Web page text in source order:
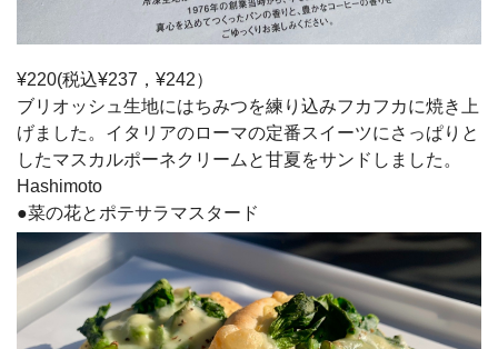
¥220(税込¥237，¥242）
ブリオッシュ生地にはちみつを練り込みフカフカに焼き上
げました。イタリアのローマの定番スイーツにさっぱりと
したマスカルポーネクリームと甘夏をサンドしました。
Hashimoto
●菜の花とポテサラマスタード